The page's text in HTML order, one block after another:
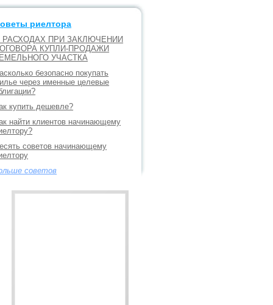
риелтора
РАСХОДАХ ПРИ ЗАКЛЮЧЕНИИ
КУПЛИ-ПРОДАЖИ
УЧАСТКА
безопасно покупать
через именные целевые
купить дешевле?
найти клиентов начинающему
советов начинающему
советов